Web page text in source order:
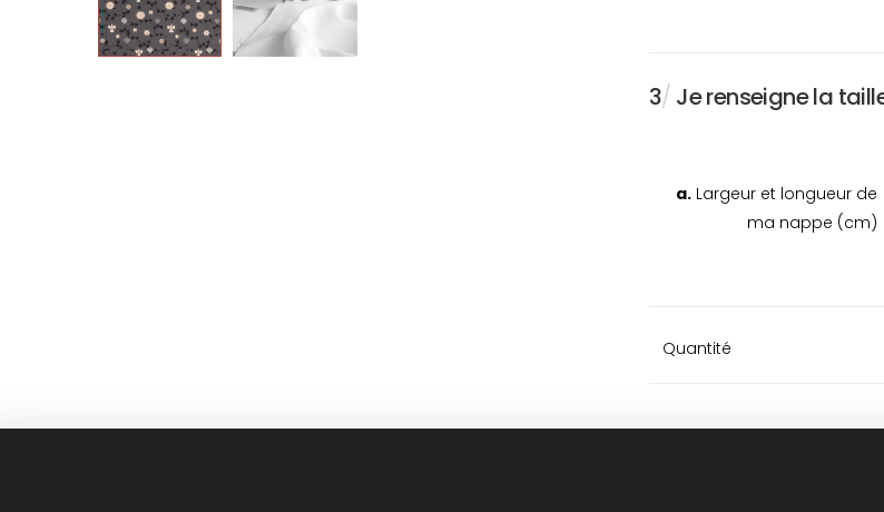
3/ Je renseigne la
a. Largeur et longueur de
ma nappe (cm)
Quantité